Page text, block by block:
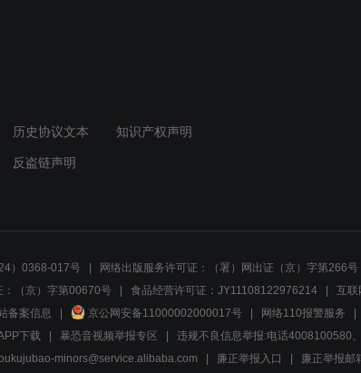
历史协议文本 知识产权声明
反盗链声明
）0368-017号 网络出版服务许可证：（署）网出证（京）字第266号
：（京）字第00670号 食品经营许可证：JY11108122976214
互联
备案信息 京公网安备11000002000017号 网络110报警服务
下载 暴恐音视频举报专区
违规不良信息举报:电话4008100580
minors@service.alibaba.com 廉正举报入口 廉正举报邮